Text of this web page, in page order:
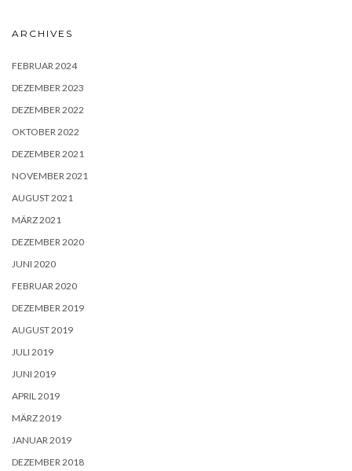
ARCHIVES
FEBRUAR 2024
DEZEMBER 2023
DEZEMBER 2022
OKTOBER 2022
DEZEMBER 2021
NOVEMBER 2021
AUGUST 2021
MÄRZ 2021
DEZEMBER 2020
JUNI 2020
FEBRUAR 2020
DEZEMBER 2019
AUGUST 2019
JULI 2019
JUNI 2019
APRIL 2019
MÄRZ 2019
JANUAR 2019
DEZEMBER 2018